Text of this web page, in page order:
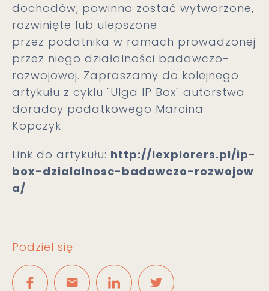
dochodów, powinno zostać wytworzone,
rozwinięte lub ulepszone
przez podatnika w ramach prowadzonej
przez niego działalności badawczo-
rozwojowej. Zapraszamy do kolejnego
artykułu z cyklu "Ulga IP Box" autorstwa
doradcy podatkowego Marcina
Kopczyk.
Link do artykułu: http://lexplorers.pl/ip-
box-dzialalnosc-badawczo-rozwojow
a/
Podziel się